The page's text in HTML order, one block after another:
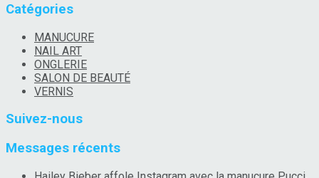
Catégories
MANUCURE
NAIL ART
ONGLERIE
SALON DE BEAUTÉ
VERNIS
Suivez-nous
Messages récents